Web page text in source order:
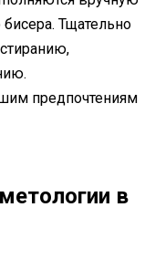
Тщательно
предпочтениям
в